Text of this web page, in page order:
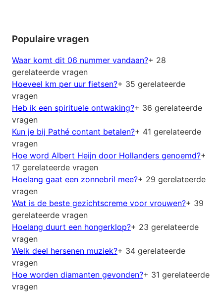
Populaire vragen
Waar komt dit 06 nummer vandaan?+ 28
gerelateerde vragen
Hoeveel km per uur fietsen?+ 35 gerelateerde
vragen
Heb ik een spirituele ontwaking?+ 36 gerelateerde
vragen
Kun je bij Pathé contant betalen?+ 41 gerelateerde
vragen
Hoe word Albert Heijn door Hollanders genoemd?+
17 gerelateerde vragen
Hoelang gaat een zonnebril mee?+ 29 gerelateerde
vragen
Wat is de beste gezichtscreme voor vrouwen?+ 39
gerelateerde vragen
Hoelang duurt een hongerklop?+ 23 gerelateerde
vragen
Welk deel hersenen muziek?+ 34 gerelateerde
vragen
Hoe worden diamanten gevonden?+ 31 gerelateerde
vragen